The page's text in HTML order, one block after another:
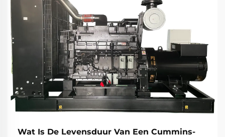
Wat Is De Levensduur Van Een Cummins-